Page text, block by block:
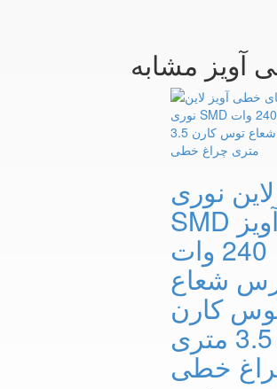
آویز مشابه
لاین نوری
SMD آویز
240 وات
شعاع
کارن
3.5 متری
خطی